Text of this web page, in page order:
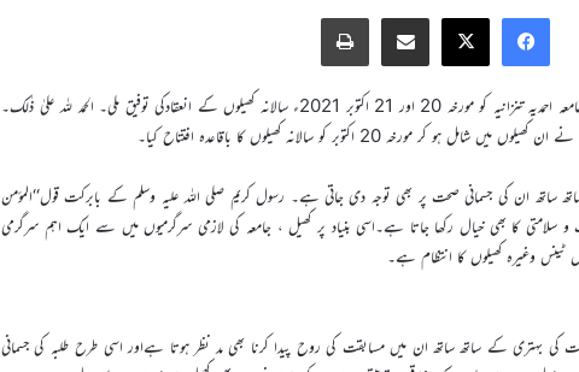
Facebook
X
Share via Email
Print
اللہ تعالیٰ کے فضل اور رحم کے ساتھ امسال بھی جامعہ احمدیہ تنزانیہ کو مورخہ 20 اور 21 اکتوبر 2021ء سالانہ کھیلوں کے انعقادکی توفیق ملی۔ الحمد للہ علیٰ ذٰلک۔
20 اکتوبر کو سالانہ کھیلوں کا باقاعدہ افتتاح کیا۔
ساتھ ساتھ ان کی جسمانی صحت پر بھی توجہ دی جاتی ہے۔ رسول کریم صلی اللہ علیہ وسلم کے بابرکت قول‘‘الموٴمن
کا بھی خیال رکھا جاتا ہے۔اسی بنیاد پر کھیل ، جامعہ کی لازمی سرگرمیوں میں سے ایک اہم سرگرمی
ٹینس وغیرہ کھیلوں کا انتظام ہے۔
کی بہتری کے ساتھ ساتھ ان میں مسابقت کی روح پیدا کرنا بھی مد نظر ہوتا ہےاور اسی طرح طلبہ کی جسمانی